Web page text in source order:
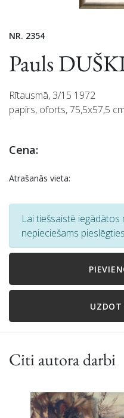
NR. 2354
Pauls
Rītausmā, 3/15 1972
papīrs, oforts, 75,5x57,5 cm
Cena:
Atrašanās vieta:
Lai tiešsaistē
nepieciešams
UZDOT
Citi autora darbi